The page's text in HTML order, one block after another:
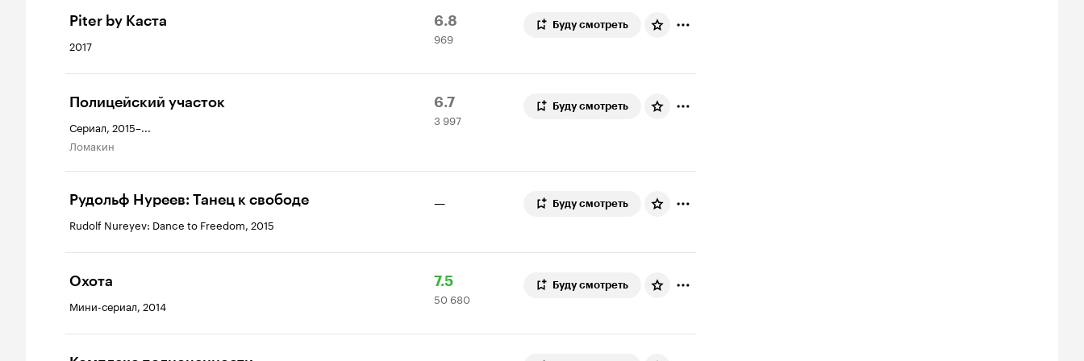
Piter by Каста
2017
Рейтинг
Кинопоиска
6.8
969
оценок
969
Буду смотреть
Полицейский участок
Сериал, 2015–...
Ломакин
Рейтинг
Кинопоиска
6.7
3
997
3 997
Буду смотреть
Рудольф Нуреев: Танец к свободе
Rudolf Nureyev: Dance to Freedom, 2015
— Буду смотреть
Охота
Мини-сериал, 2014
Рейтинг
Кинопоиска
7.5
50
680
50 680
Буду смотреть